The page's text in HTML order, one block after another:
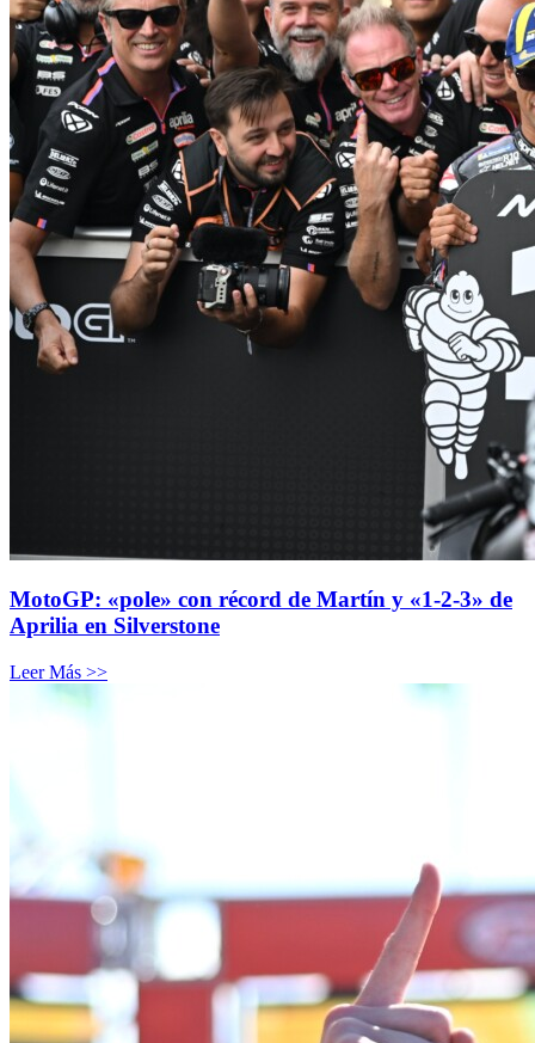
MotoGP: «pole» con récord de Martín y «1-2-3» de
Aprilia en Silverstone
Leer Más >>